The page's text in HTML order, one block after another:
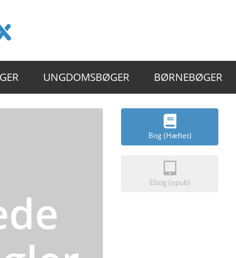
UNGDOMSBØGER BØRNEBØGER
Bog (Hæftet)
Ebog (epub)